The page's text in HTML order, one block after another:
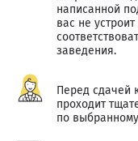
написанной
вас не
заведения.
Перед сдачей
проходит
по